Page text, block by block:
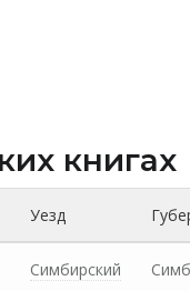
книгах
Уезд
Симбирский